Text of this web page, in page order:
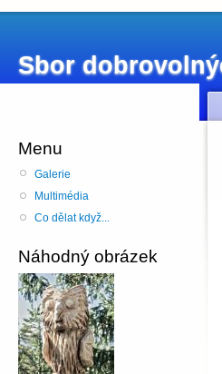
Sbor
Menu
Galerie
Multimédia
Co dělat když...
Náhodný obrázek